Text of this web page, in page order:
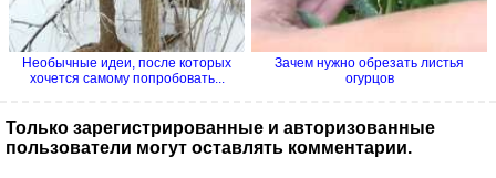
Необычные идеи, после которых
хочется самому попробовать...
Зачем нужно обрезать листья
огурцов
Только зарегистрированные и авторизованные
пользователи могут оставлять комментарии.